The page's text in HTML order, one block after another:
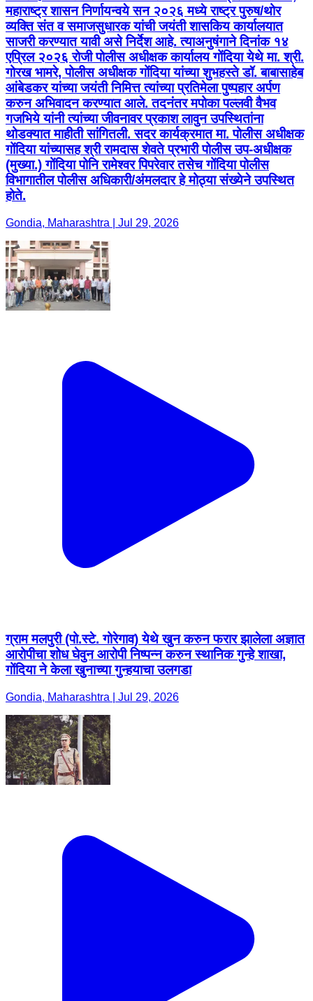
महाराष्ट्र शासन निर्णायन्वये सन २०२६ मध्ये राष्ट्र पुरुष/थोर
व्यक्ति संत व समाजसुधारक यांची जयंती शासकिय कार्यालयात
साजरी करण्यात यावी असे निर्देश आहे. त्याअनुषंगाने दिनांक १४
एप्रिल २०२६ रोजी पोलीस अधीक्षक कार्यालय गोंदिया येथे मा. श्री.
गोरख भामरे, पोलीस अधीक्षक गोंदिया यांच्या शुभहस्ते डॉ. बाबासाहेब
आंबेडकर यांच्या जयंती निमित्त त्यांच्या प्रतिमेला पुष्पहार अर्पण
करुन अभिवादन करण्यात आले. तदनंतर मपोका पल्लवी वैभव
गजभिये यांनी त्यांच्या जीवनावर प्रकाश लावुन उपस्थितांना
थोडक्यात माहीती सांगितली. सदर कार्यक्रमात मा. पोलीस अधीक्षक
गोंदिया यांच्यासह श्री रामदास शेवते प्रभारी पोलीस उप-अधीक्षक
(मुख्या.) गोंदिया पोनि रामेश्वर पिपरेवार तसेच गोंदिया पोलीस
विभागातील पोलीस अधिकारी/अंमलदार हे मोठ्या संख्येने उपस्थित
होते.
Gondia, Maharashtra | Jul 29, 2026
ग्राम मलपुरी (पो.स्टे. गोरेगाव) येथे खुन करुन फरार झालेला अज्ञात
आरोपीचा शोध घेवुन आरोपी निष्पन्न करुन स्थानिक गुन्हे शाखा,
गोंदिया ने केला खुनाच्या गुन्हयाचा उलगडा
Gondia, Maharashtra | Jul 29, 2026